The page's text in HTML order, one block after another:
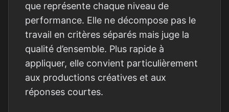
que représente chaque niveau de
performance. Elle ne décompose pas le
travail en critères séparés mais juge la
qualité d’ensemble. Plus rapide à
appliquer, elle convient particulièrement
aux productions créatives et aux
réponses courtes.